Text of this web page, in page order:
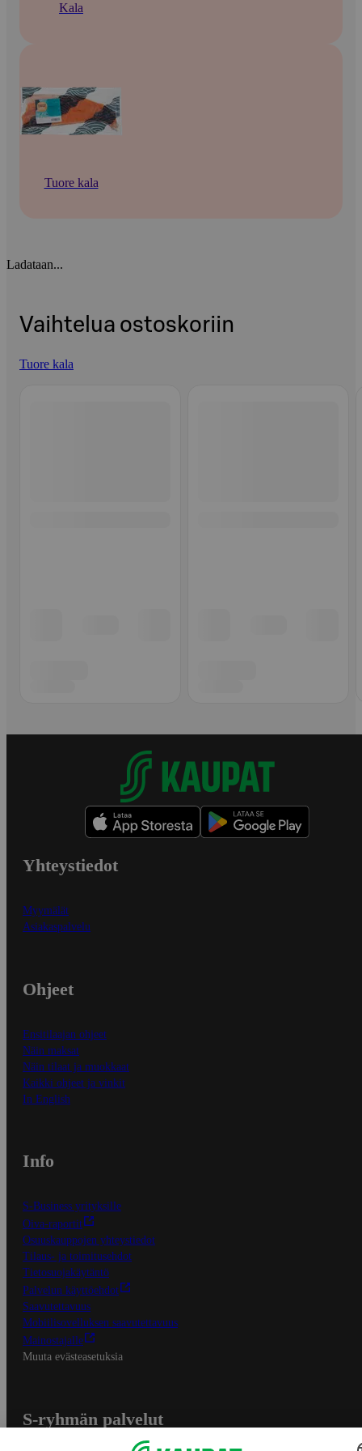
Kala
Tuore kala
Ladataan...
Vaihtelua ostoskoriin
Tuore kala
Yhteystiedot
Myymälät
Asiakaspalvelu
Ohjeet
Ensitilaajan ohjeet
Näin maksat
Näin tilaat ja muokkaat
Kaikki ohjeet ja vinkit
In English
Info
S-Business yrityksille
Oiva-raportit
Osuuskauppojen yhteystiedot
Tilaus- ja toimitusehdot
Tietosuojakäytäntö
Palvelun käyttöehdot
Saavutettavuus
Mobiilisovelluksen saavutettavuus
Mainostajalle
Muuta evästeasetuksia
S-ryhmän palvelut